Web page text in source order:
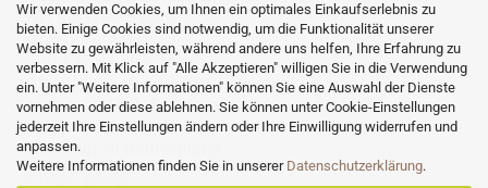
Wir verwenden Cookies, um Ihnen ein optimales Einkaufserlebnis zu
bieten. Einige Cookies sind notwendig, um die Funktionalität unserer
Website zu gewährleisten, während andere uns helfen, Ihre Erfahrung zu
verbessern. Mit Klick auf "Alle Akzeptieren" willigen Sie in die Verwendung
ein. Unter "Weitere Informationen" können Sie eine Auswahl der Dienste
vornehmen oder diese ablehnen. Sie können unter Cookie-Einstellungen
jederzeit Ihre Einstellungen ändern oder Ihre Einwilligung widerrufen und
anpassen.
Weitere Informationen finden Sie in unserer Datenschutzerklärung.
mit Reißverschluss.
Garniturgrößen:
100 x 135 / 30 x 45 cm
135 x 200 / 40 x 60 cm
Material:100 %Baumwolle kbAausder Türkei,
ungebleicht, ungefärbt,veredelt in Deutschland.
Gefertigt in Deutschland
Pflege: